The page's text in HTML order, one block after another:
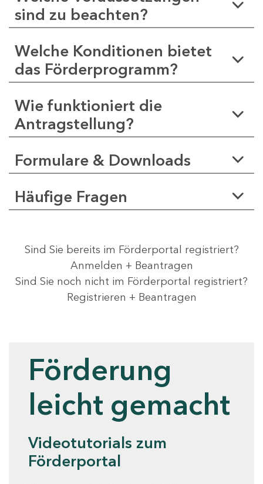
sind zu beachten?
Welche Konditionen bietet
das Förderprogramm?
Wie funktioniert die
Antragstellung?
Formulare & Downloads
Häufige Fragen
Sind Sie bereits im Förderportal registriert?
Anmelden + Beantragen
Sind Sie noch nicht im Förderportal registriert?
Registrieren + Beantragen
Förderung
leicht gemacht
Videotutorials zum
Förderportal